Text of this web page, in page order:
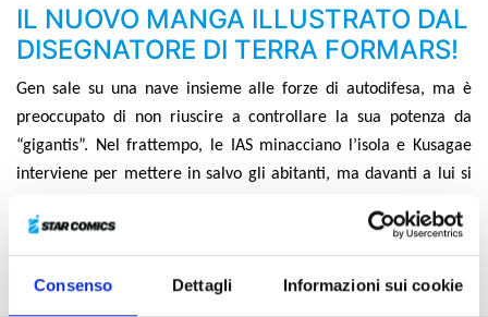
Consenso Dettagli Informazioni sui cookie
IL NUOVO MANGA ILLUSTRATO DAL
DISEGNATORE DI TERRA FORMARS!
Gen sale su una nave insieme alle forze di autodifesa, ma è
preoccupato di non riuscire a controllare la sua potenza da
“gigantis”. Nel frattempo, le IAS minacciano l’isola e Kusagae
interviene per mettere in salvo gli abitanti, ma davanti a lui si
lo scontro mortale contro le IAS! Il genere umano riuscirà ad
annientare quei mostri e ottenere la vittoria?!